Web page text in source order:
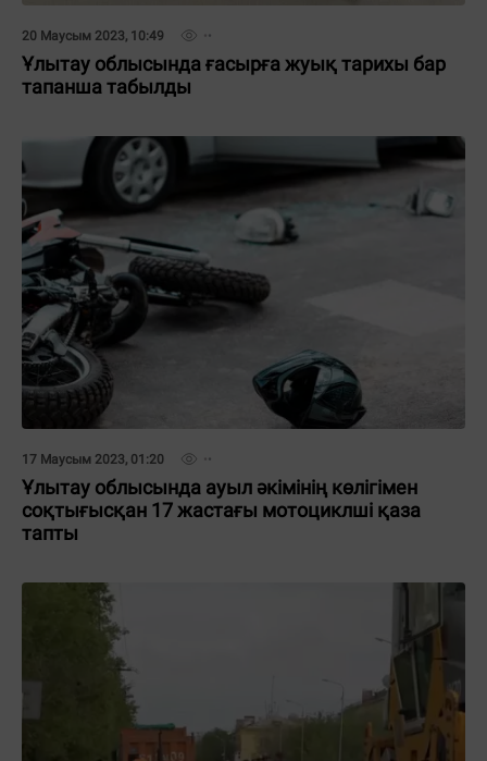
20 Маусым 2023, 10:49
Ұлытау облысында ғасырға жуық тарихы бар
тапанша табылды
17 Маусым 2023, 01:20
Ұлытау облысында ауыл әкімінің көлігімен
соқтығысқан 17 жастағы мотоциклші қаза
тапты